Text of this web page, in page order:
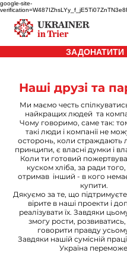
google-site-
ЗАДОНАТИТИ
Наші друзі та
Ми маємо честь
найкращих людей та
Чому говоримо, саме так:
такі люди і компанії не
осторонь, коли страждають
принципи, є власні думки і
Коли ти готовий
куском хліба, за ради
отримав інший - в кого
купити.
Дякуємо за те, що
вірите в наші проекти і
реалізувати їх. Завдяки
змогу рости, розвиватись,
говорити правду
Завдяки нашій сумісній
Україна